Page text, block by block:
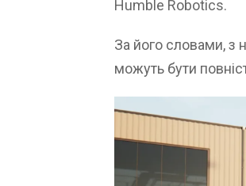
Humble Robotics.
За його словами, з
можуть бути